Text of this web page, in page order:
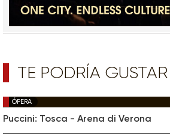
TE PODRÍA
ÓPERA
Puccini: Tosca - Arena di Verona